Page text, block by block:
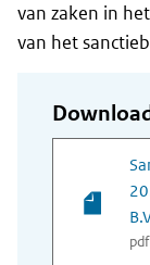
van zaken in
van het